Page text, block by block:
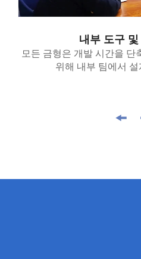
내부 도구 및
모든 금형은 개발 시간을 단
위해 내부 팀에서